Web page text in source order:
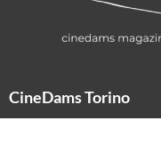
CineDams Torino